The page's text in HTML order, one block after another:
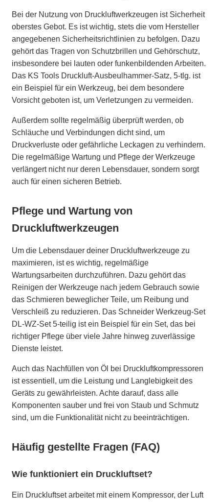
Bei der Nutzung von Druckluftwerkzeugen ist Sicherheit
oberstes Gebot. Es ist wichtig, stets die vom Hersteller
angegebenen Sicherheitsrichtlinien zu befolgen. Dazu
gehört das Tragen von Schutzbrillen und Gehörschutz,
insbesondere bei lauten oder funkenbildenden Arbeiten.
Das KS Tools Druckluft-Ausbeulhammer-Satz, 5-tlg. ist
ein Beispiel für ein Werkzeug, bei dem besondere
Vorsicht geboten ist, um Verletzungen zu vermeiden.
Außerdem sollte regelmäßig überprüft werden, ob
Schläuche und Verbindungen dicht sind, um
Druckverluste oder gefährliche Leckagen zu verhindern.
Die regelmäßige Wartung und Pflege der Werkzeuge
verlängert nicht nur deren Lebensdauer, sondern sorgt
auch für einen sicheren Betrieb.
Pflege und Wartung von
Druckluftwerkzeugen
Um die Lebensdauer deiner Druckluftwerkzeuge zu
maximieren, ist es wichtig, regelmäßige
Wartungsarbeiten durchzuführen. Dazu gehört das
Reinigen der Werkzeuge nach jedem Gebrauch sowie
das Schmieren beweglicher Teile, um Reibung und
Verschleiß zu reduzieren. Das Schneider Werkzeug-Set
DL-WZ-Set 5-teilig ist ein Beispiel für ein Set, das bei
richtiger Pflege über viele Jahre hinweg zuverlässige
Dienste leistet.
Auch das Nachfüllen von Öl bei Druckluftkompressoren
ist essentiell, um die Leistung und Langlebigkeit des
Geräts zu gewährleisten. Achte darauf, dass alle
Komponenten sauber und frei von Staub und Schmutz
sind, um die Funktionalität nicht zu beeinträchtigen.
Häufig gestellte Fragen (FAQ)
Wie funktioniert ein Druckluftset?
Ein Druckluftset arbeitet mit einem Kompressor, der Luft